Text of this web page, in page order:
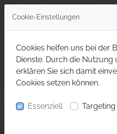
Cookie-Einstellungen
Cookies helfen uns bei der
Dienste. Durch die Nutzung
erklären Sie sich damit
Cookies setzen können.
Essenziell